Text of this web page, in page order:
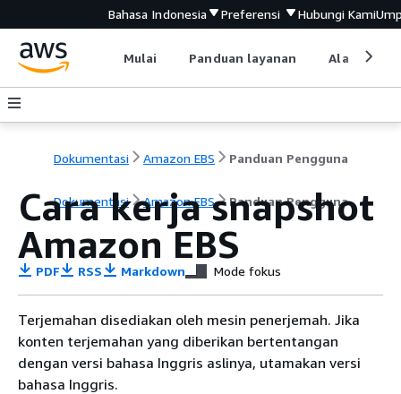
Bahasa Indonesia Preferensi Hubungi Kami
Mulai Panduan layanan Alat
Dokumentasi Amazon EBS Panduan Pengguna
Dokumentasi Amazon EBS Panduan Pengguna
Cara kerja snapshot
Amazon EBS
PDF RSS Markdown Mode fokus
Terjemahan disediakan oleh mesin penerjemah. Jika
konten terjemahan yang diberikan bertentangan
dengan versi bahasa Inggris aslinya, utamakan versi
bahasa Inggris.